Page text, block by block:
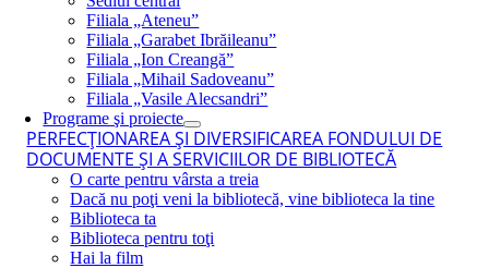
Filiala „Ateneu”
Filiala „Garabet Ibrăileanu”
Filiala „Ion Creangă”
Filiala „Mihail Sadoveanu”
Filiala „Vasile Alecsandri”
Programe şi proiecte
PERFECŢIONAREA ŞI DIVERSIFICAREA FONDULUI DE
DOCUMENTE ŞI A SERVICIILOR DE BIBLIOTECĂ
O carte pentru vârsta a treia
Dacă nu poţi veni la bibliotecă, vine biblioteca la tine
Biblioteca ta
Biblioteca pentru toţi
Hai la film